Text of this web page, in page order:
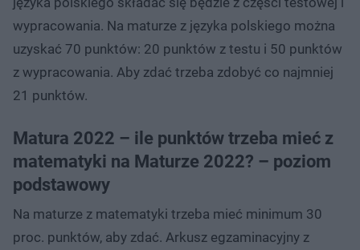
wypracowania. Na maturze z języka polskiego można
uzyskać 70 punktów: 20 punktów z testu i 50 punktów
z wypracowania. Aby zdać trzeba zdobyć co najmniej
21 punktów.
Matura 2022 – ile punktów trzeba mieć z
matematyki na Maturze 2022? – poziom
podstawowy
Na maturze z matematyki trzeba mieć minimum 30
proc. punktów, aby zdać. Arkusz egzaminacyjny z